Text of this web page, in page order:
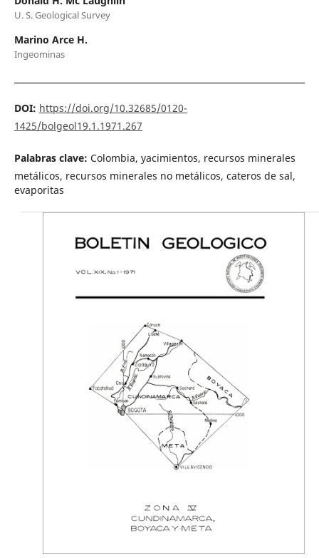
U. S. Geological Survey
Marino Arce H.
Ingeominas
DOI: https://doi.org/10.32685/0120-
1425/bolgeol19.1.1971.267
Palabras clave: Colombia, yacimientos, recursos minerales
metálicos, recursos minerales no metálicos, cateros de sal,
evaporitas